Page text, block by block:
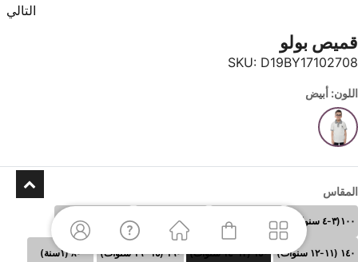
التالي
قميص بولو
SKU: D19BY17102708
اللون: أبيض
المقاس
١٠٠(٣-٤ سنوات) ١١٠ (٥-٦سنوات) ١٣٠ (٩-١٠سنوات)
١٤٠ (١١-١٢ سنوات) ١٥٠ (١٣-١٤ سنوات) ١٦٠ (١٥- ١٦ سنوات) ٨٠ (١سنة)